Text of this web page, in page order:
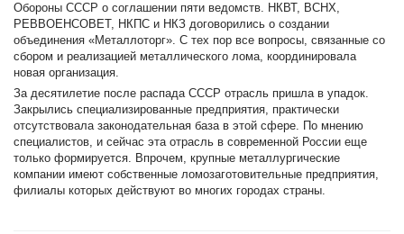
Обороны СССР о соглашении пяти ведомств. НКВТ, ВСНХ,
РЕВВОЕНСОВЕТ, НКПС и НКЗ договорились о создании
объединения «Металлоторг». С тех пор все вопросы, связанные со
сбором и реализацией металлического лома, координировала
новая организация.
За десятилетие после распада СССР отрасль пришла в упадок.
Закрылись специализированные предприятия, практически
отсутствовала законодательная база в этой сфере. По мнению
специалистов, и сейчас эта отрасль в современной России еще
только формируется. Впрочем, крупные металлургические
компании имеют собственные ломозаготовительные предприятия,
филиалы которых действуют во многих городах страны.